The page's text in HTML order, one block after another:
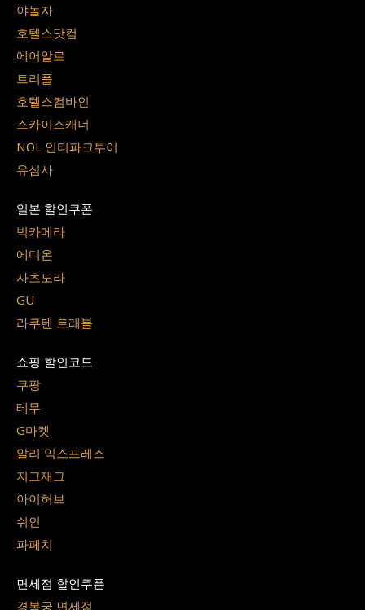
야놀자
호텔스닷컴
에어알로
트리플
호텔스컴바인
스카이스캐너
NOL 인터파크투어
유심사
일본 할인쿠폰
빅카메라
에디온
사츠도라
GU
라쿠텐 트래블
쇼핑 할인코드
쿠팡
테무
G마켓
알리 익스프레스
지그재그
아이허브
쉬인
파페치
면세점 할인쿠폰
경복궁 면세점